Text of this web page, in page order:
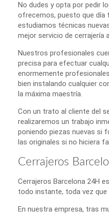
No dudes y opta por pedir
ofrecemos, puesto que día
estudiamos técnicas
mejor servicio de cerrajería
Nuestros profesionales
precisa para efectuar
enormemente
bien instalando cualquier
la máxima maestría.
Con un trato al cliente del
realizaremos un trabajo
poniendo piezas nuevas si
las originales si no hiciera
Cerrajeros
Cerrajeros Barcelona 24H
todo instante, toda vez que
En nuestra empresa, tras